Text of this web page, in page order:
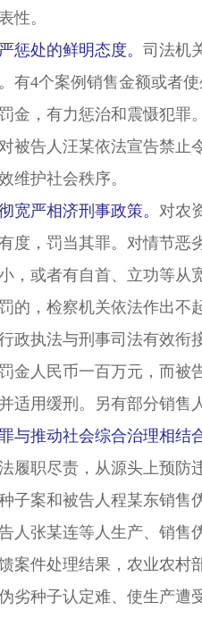
性。
惩处的鲜明态度。 司法机
有4个案例销售金额或者
金，有力惩治和震慑犯罪
被告人汪某依法宣告禁止
维护社会秩序。
宽严相济刑事政策。 对农
度，罚当其罪。对情节
，或者有自首、立功等
的，检察机关依法作出不
政执法与刑事司法有效衔
金人民币一百万元，而被
适用缓刑。另有部分销售
与推动社会综合治理相结
履职尽责，从源头上预防
子案和被告人程某东销
人张某连等人生产、销售
案件处理结果，农业农村
劣种子认定难、使生产遭